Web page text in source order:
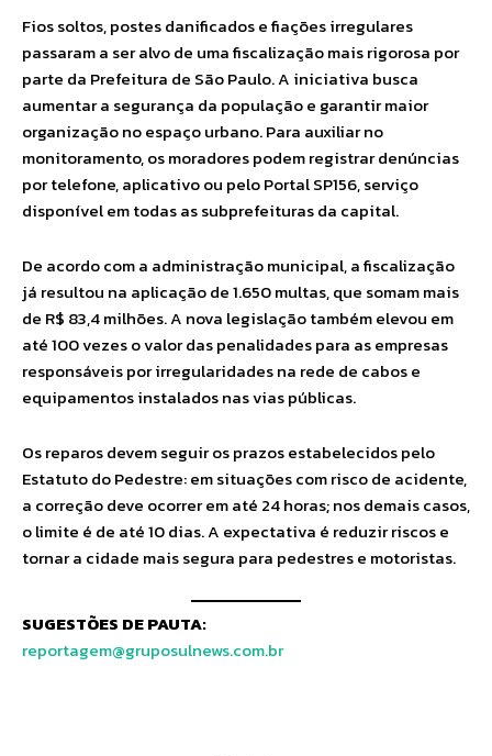
Fios soltos, postes danificados e fiações irregulares
passaram a ser alvo de uma fiscalização mais rigorosa por
parte da Prefeitura de São Paulo. A iniciativa busca
aumentar a segurança da população e garantir maior
organização no espaço urbano. Para auxiliar no
monitoramento, os moradores podem registrar denúncias
por telefone, aplicativo ou pelo Portal SP156, serviço
disponível em todas as subprefeituras da capital.
De acordo com a administração municipal, a fiscalização
já resultou na aplicação de 1.650 multas, que somam mais
de R$ 83,4 milhões. A nova legislação também elevou em
até 100 vezes o valor das penalidades para as empresas
responsáveis por irregularidades na rede de cabos e
equipamentos instalados nas vias públicas.
Os reparos devem seguir os prazos estabelecidos pelo
Estatuto do Pedestre: em situações com risco de acidente,
a correção deve ocorrer em até 24 horas; nos demais casos,
o limite é de até 10 dias. A expectativa é reduzir riscos e
tornar a cidade mais segura para pedestres e motoristas.
SUGESTÕES DE PAUTA:
reportagem@gruposulnews.com.br